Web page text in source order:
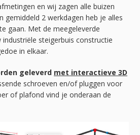
en wij zagen alle buizen
gemiddeld 2 werkdagen heb je alles
gaan. Met de meegeleverde
steigerbuis constructie
in elkaar.
geleverd met interactieve 3D
schroeven en/of pluggen voor
of plafond vind je onderaan de